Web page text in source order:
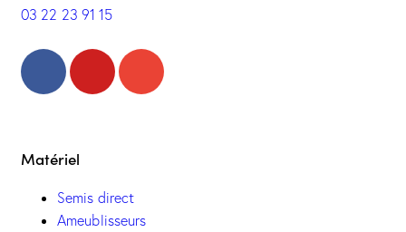
03 22 23 91 15
Matériel
Semis direct
Ameublisseurs